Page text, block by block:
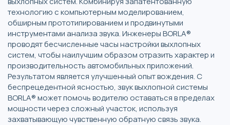
технологию с компьютерным моделированием,
обширным прототипированием и продвинутыми
инструментами анализа звука. Инженеры BORLA®
проводят бесчисленные часы настройки выхлопных
систем, чтобы наилучшим образом отразить характер и
производительность автомобильных приложений.
Результатом является улучшенный опыт вождения. С
беспрецедентной ясностью, звук выхлопной системы
BORLA® может помочь водителю оставаться в пределах
мощности через сложный участок, используя
захватывающую чувственную обратную связь звука.